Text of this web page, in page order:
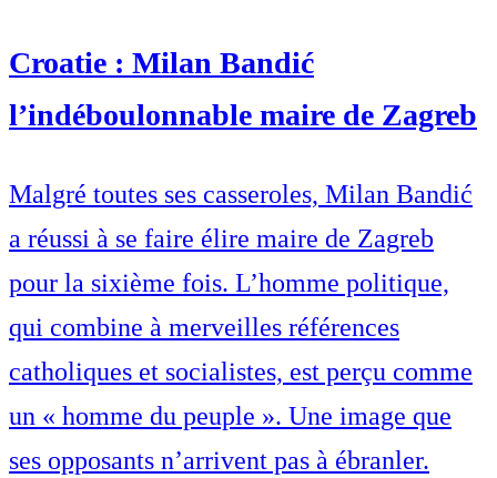
Croatie : Milan Bandić
l’indéboulonnable maire de Zagreb
Malgré toutes ses casseroles, Milan Bandić
a réussi à se faire élire maire de Zagreb
pour la sixième fois. L’homme politique,
qui combine à merveilles références
catholiques et socialistes, est perçu comme
un « homme du peuple ». Une image que
ses opposants n’arrivent pas à ébranler.